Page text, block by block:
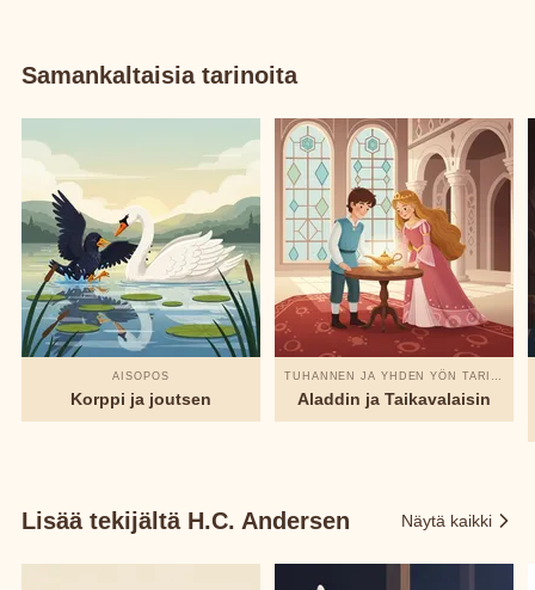
Samankaltaisia tarinoita
AISOPOS
Korppi ja joutsen
TUHANNEN JA YHDEN YÖN TARINAT
Aladdin ja Taikavalaisin
Lisää tekijältä H.C. Andersen Näytä kaikki